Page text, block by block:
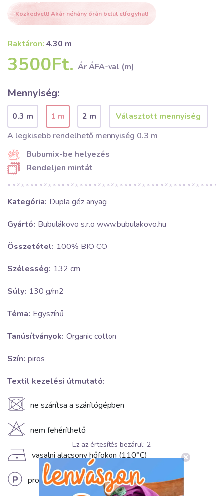
Közkedvelt! Akár néhány órán belül elfogyhat!
Raktáron: 4.30 m
3500Ft. Ár ÁFA-val (m)
Mennyiség:
0.3 m 1 m
2 m
A legkisebb rendelhető mennyiség 0.3 m
Bubumix-be helyezés
Rendeljen mintát
Kategória: Dupla géz anyag
Gyártó: Bubulákovo s.r.o www.bubulakovo.hu
Összetétel: 100% BIO CO
Szélesség: 132 cm
Súly: 130 g/m2
Téma: Egyszínű
Tanúsítványok: Organic cotton
Szín: piros
Textil kezelési útmutató:
U ne szárítsa a szárítógépben
H nem fehéríthető
D vasalni alacsony hőfokon (110°C)
L professzionális vegytisztítás
Ez az értesítés bezárul: 1